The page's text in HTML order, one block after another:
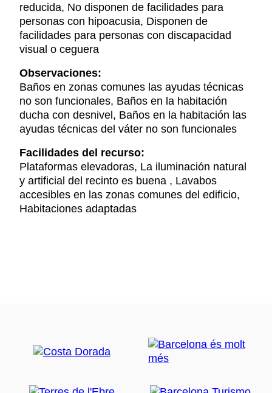
reducida, No disponen de facilidades para
personas con hipoacusia, Disponen de
facilidades para personas con discapacidad
visual o ceguera
Observaciones:
Baños en zonas comunes las ayudas técnicas
no son funcionales, Baños en la habitación
ducha con desnivel, Baños en la habitación las
ayudas técnicas del váter no son funcionales
Facilidades del recurso:
Plataformas elevadoras, La iluminación natural
y artificial del recinto es buena , Lavabos
accesibles en las zonas comunes del edificio,
Habitaciones adaptadas